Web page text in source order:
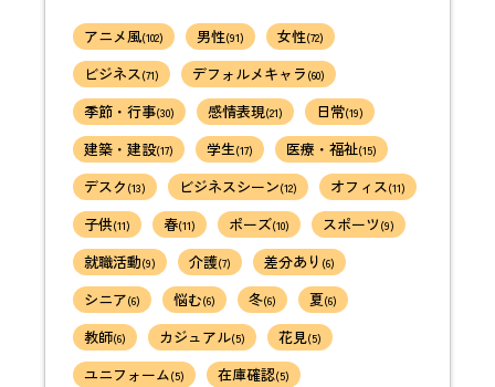
アニメ風(102) 男性(91) 女性(72)
ビジネス(71) デフォルメキャラ (60)
季節・行事(30) 感情表現(21) 日常(19)
建築・建設(17) 学生(17) 医療・福祉(15)
デスク (13) ビジネスシーン(12) オフィス(11)
子供(11) 春(11) ポーズ(10) スポーツ (9)
就職活動(9) 介護(7) 差分あり (6)
シニア(6) 悩む(6) 冬(6) 夏(6)
教師(6) カジュアル(5) 花見(5)
ユニフォーム(5) 在庫確認(5)